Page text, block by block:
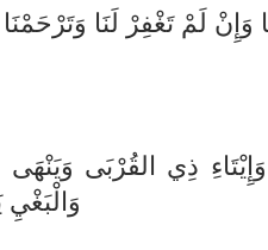
وَإِنْ لَمْ تَغْفِرْ لَنَا
ذِي القُرْبَى